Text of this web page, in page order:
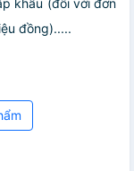
khẩu (đối với đơn
đồng).....